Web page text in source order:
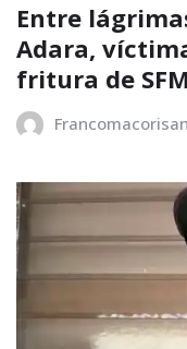
Entre
Adara,
fritura de SFM